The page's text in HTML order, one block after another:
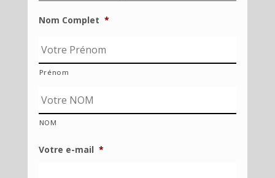
Nom Complet *
Prénom
NOM
Votre e-mail *